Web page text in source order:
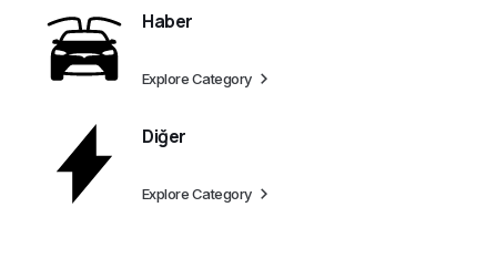
Haber
Explore Category
Diğer
Explore Category